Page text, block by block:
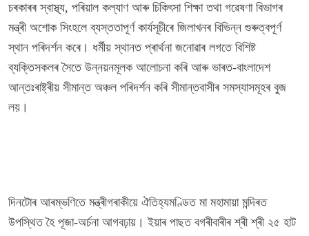
চৰকাৰৰ স্বাস্থ্য, পৰিয়াল কল্যাণ আৰু চিকিৎসা শিক্ষা তথা গৱেষণা বিভাগৰ
মন্ত্ৰী অশোক সিংহলে ব্যস্ততাপূৰ্ণ কাৰ্যসূচীৰে জিলাখনৰ বিভিন্ন গুৰুত্বপূৰ্ণ
স্থান পৰিদৰ্শন কৰে। ধৰ্মীয় স্থানত প্ৰাৰ্থনা জনোৱাৰ লগতে বিশিষ্ট
ব্যক্তিসকলৰ সৈতে উন্নয়নমূলক আলোচনা কৰি আৰু ভাৰত-বাংলাদেশ
আন্তঃৰাষ্ট্ৰীয় সীমান্ত অঞ্চল পৰিদৰ্শন কৰি সীমান্তবাসীৰ সমস্যাসমূহৰ বুজ
লয়।
দিনটোৰ আৰম্ভণিতে মন্ত্ৰীগৰাকীয়ে ঐতিহ্যমণ্ডিত মা মহামায়া মন্দিৰত
উপস্থিত হৈ পূজা-অৰ্চনা আগবঢ়ায়। ইয়াৰ পাছত বগৰীবাৰীৰ শ্ৰী শ্ৰী ২৫ হাট